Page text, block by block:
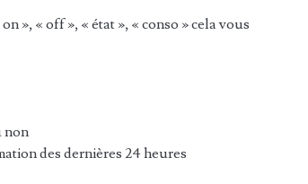
», « off », « état », « conso » cela vous
non
des dernières 24 heures